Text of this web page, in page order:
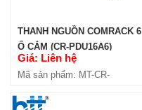
THANH NGUỒN COMRACK 6
Ổ CẮM (CR-PDU16A6)
Giá: Liên hệ
Mã sản phẩm: MT-CR-